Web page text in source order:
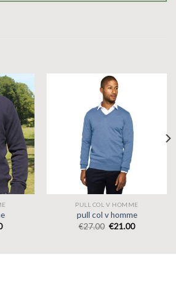
PULL COL V HOMME
pull col v homme
€27.00 €21.00